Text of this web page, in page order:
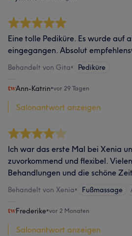
Eine tolle Pediküre. Es wurde auf
eingegangen. Absolut
Behandelt von Gita• Pediküre
Ann-Katrin•vor 29 Tagen
Salonantwort anzeigen
Ich war das erste Mal bei Xenia
zuvorkommend und flexibel.
Behandlungen und die schöne
Behandelt von Xenia• Fußmassage
Frederike•vor 2 Monaten
Salonantwort anzeigen